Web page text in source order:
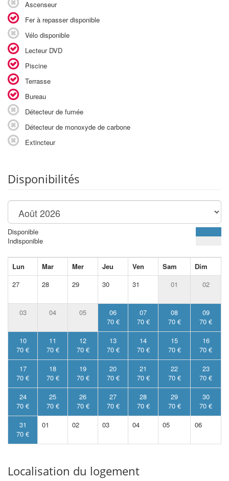
Ascenseur
Fer à repasser disponible
Vélo disponible
Lecteur DVD
Piscine
Terrasse
Bureau
Détecteur de fumée
Détecteur de monoxyde de carbone
Extincteur
Disponibilités
Disponible
Indisponible
Lun Mar Mer Jeu Ven Sam
Dim
27
28 29 30 31 01 02
03 04 05
06
70 €
07
70 €
08
70 €
09
70 €
10
70 €
11
70 €
12
70 €
13
70 €
14
70 €
15
70 €
16
70 €
17
70 €
18
70 €
19
70 €
20
70 €
21
70 €
22
70 €
23
70 €
24
70 €
25
70 €
26
70 €
27
70 €
28
70 €
29
70 €
30
70 €
31
70 €
01 02 03 04 05 06
Localisation du logement